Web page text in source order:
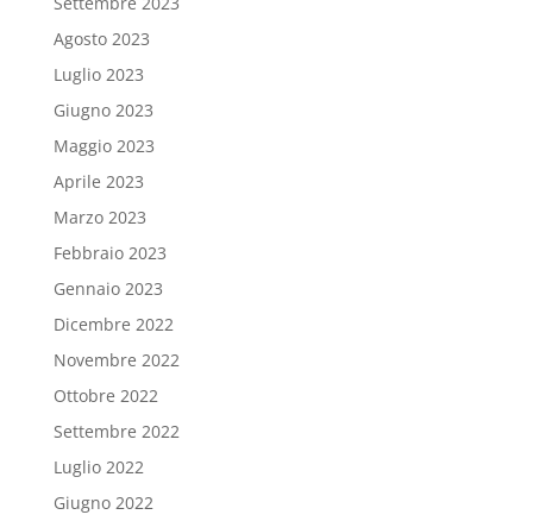
Agosto 2023
Luglio 2023
Giugno 2023
Maggio 2023
Aprile 2023
Marzo 2023
Febbraio 2023
Gennaio 2023
Dicembre 2022
Novembre 2022
Ottobre 2022
Settembre 2022
Luglio 2022
Giugno 2022